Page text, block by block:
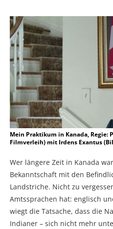
Mein Praktikum in Kanada, Regie:
Filmverleih) mit Irdens Exantus
Wer längere Zeit in Kanada
Bekanntschaft mit den
Landstriche. Nicht zu
Amtssprachen hat: englisch
wiegt die Tatsache, dass die
Indianer – sich nicht mehr